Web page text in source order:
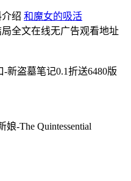
和魔女的吸活